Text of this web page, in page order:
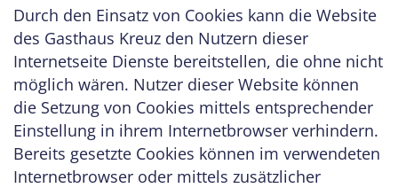
Durch den Einsatz von Cookies kann die Website
des Gasthaus Kreuz den Nutzern dieser
Internetseite Dienste bereitstellen, die ohne nicht
möglich wären. Nutzer dieser Website können
die Setzung von Cookies mittels entsprechender
Einstellung in ihrem Internetbrowser verhindern.
Bereits gesetzte Cookies können im verwendeten
Internetbrowser oder mittels zusätzlicher